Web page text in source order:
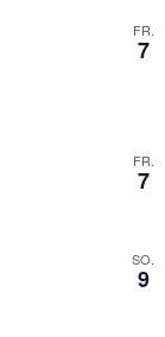
FR.
7
FR.
7
SO.
9